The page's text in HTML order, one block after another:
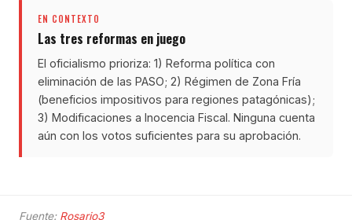
EN CONTEXTO
Las tres reformas en juego
El oficialismo prioriza: 1) Reforma política con
eliminación de las PASO; 2) Régimen de Zona Fría
(beneficios impositivos para regiones patagónicas);
3) Modificaciones a Inocencia Fiscal. Ninguna cuenta
aún con los votos suficientes para su aprobación.
Fuente: Rosario3